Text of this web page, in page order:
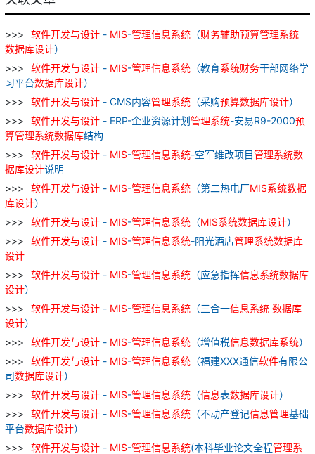
软件开发与设计 - MIS-管理信息系统 （财务辅助预算管理系统
数据库设计）
软件开发与设计 - MIS-管理信息系统 （教育系统财务干部网络学
习平台数据库设计）
软件开发与设计 - CMS内容管理系统 （采购预算数据库设计）
软件开发与设计 - ERP-企业资源计划管理系统-安易R9-2000预
算管理系统数据库结构
软件开发与设计 - MIS-管理信息系统-空军维改项目管理系统数
据库设计说明
软件开发与设计 - MIS-管理信息系统 （第二热电厂MIS系统数据
库设计）
软件开发与设计 - MIS-管理信息系统 （MIS系统数据库设计）
软件开发与设计 - MIS-管理信息系统-阳光酒店管理系统数据库
设计
软件开发与设计 - MIS-管理信息系统 （应急指挥信息系统数据库
设计）
软件开发与设计 - MIS-管理信息系统 （三合一信息系统 数据库
设计）
软件开发与设计 - MIS-管理信息系统 （增值税信息数据库系统）
软件开发与设计 - MIS-管理信息系统 （福建XXX通信软件有限公
司数据库设计）
软件开发与设计 - MIS-管理信息系统 （信息表数据库设计）
软件开发与设计 - MIS-管理信息系统 （不动产登记信息管理基础
平台数据库设计）
软件开发与设计 - MIS-管理信息系统(本科毕业论文全程管理系